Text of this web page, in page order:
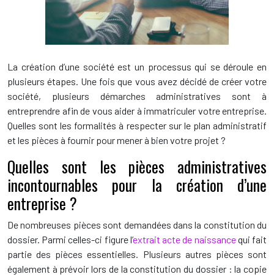
La création d’une société est un processus qui se déroule en
plusieurs étapes. Une fois que vous avez décidé de créer votre
société, plusieurs démarches administratives sont à
entreprendre afin de vous aider à immatriculer votre entreprise.
Quelles sont les formalités à respecter sur le plan administratif
et les pièces à fournir pour mener à bien votre projet ?
Quelles sont les pièces administratives
incontournables pour la création d’une
entreprise ?
De nombreuses pièces sont demandées dans la constitution du
dossier. Parmi celles-ci figure l’extrait acte de naissancequi fait
partie des pièces essentielles. Plusieurs autres pièces sont
également à prévoir lors de la constitution du dossier : la copie